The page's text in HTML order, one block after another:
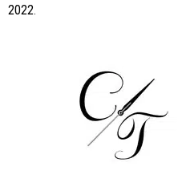
2022.